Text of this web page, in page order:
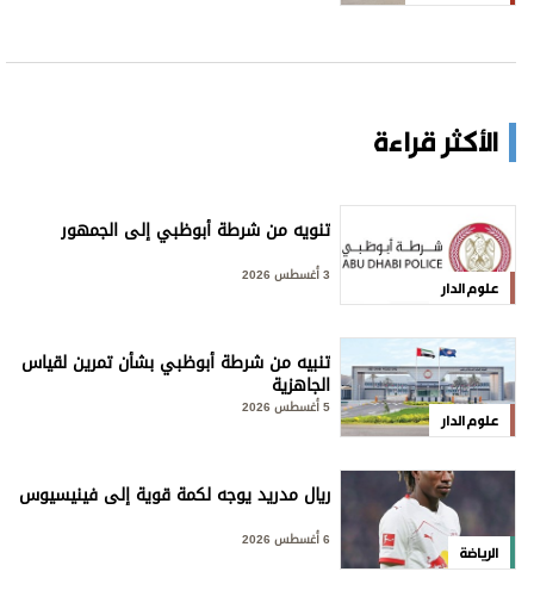
الأكثر قراءة
علوم الدار
تنويه من شرطة أبوظبي إلى الجمهور
علوم الدار
تنبيه من شرطة أبوظبي بشأن تمرين لقياس
الجاهزية
5 أغسطس 2026
الرياضة
ريال مدريد يوجه لكمة قوية إلى فينيسيوس